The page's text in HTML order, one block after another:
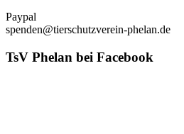
Paypal
spenden@tierschutzverein-phelan.de
TsV Phelan bei Facebook